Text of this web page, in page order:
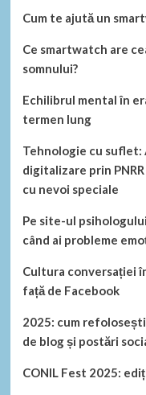
Cum te ajută un
Ce smartwatch are
somnului?
Echilibrul mental în
termen lung
Tehnologie cu suflet:
digitalizare prin
cu nevoi speciale
Pe site-ul
când ai probleme
Cultura conversației
față de Facebook
2025: cum
de blog și postări
CONIL Fest 2025: